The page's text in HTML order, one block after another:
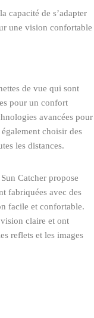
capacité de s’adapter
une vision confortable
de vue qui sont
pour un confort
avancées pour
choisir des
les distances.
Catcher propose
fabriquées avec des
facile et confortable.
claire et ont
reflets et les images